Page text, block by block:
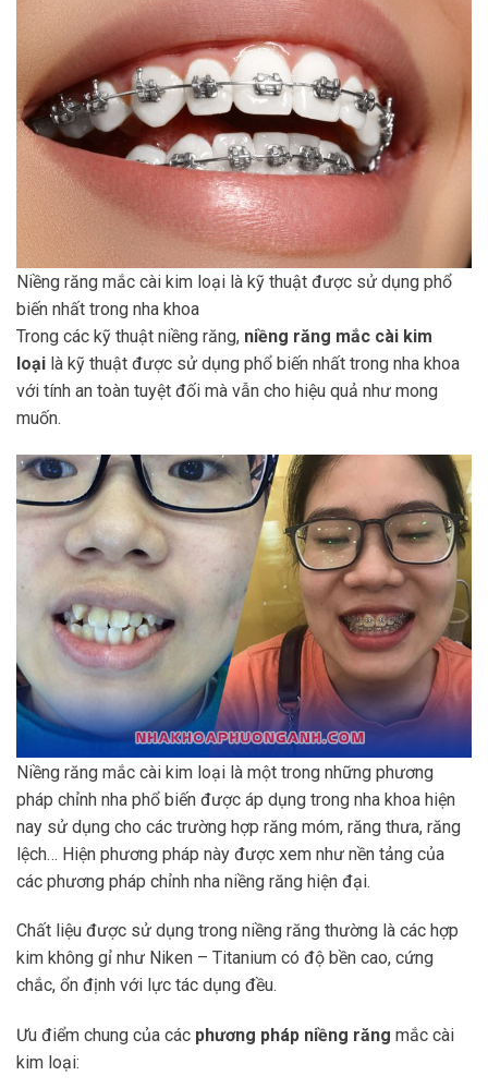
Niềng răng mắc cài kim loại là kỹ thuật được sử dụng phổ
biến nhất trong nha khoa
Trong các kỹ thuật niềng răng, niềng răng mắc cài kim
loại là kỹ thuật được sử dụng phổ biến nhất trong nha khoa
với tính an toàn tuyệt đối mà vẫn cho hiệu quả như mong
muốn.
Niềng răng mắc cài kim loại là một trong những phương
pháp chỉnh nha phổ biến được áp dụng trong nha khoa hiện
nay sử dụng cho các trường hợp răng móm, răng thưa, răng
lệch… Hiện phương pháp này được xem như nền tảng của
các phương pháp chỉnh nha niềng răng hiện đại.
Chất liệu được sử dụng trong niềng răng thường là các hợp
kim không gỉ như Niken – Titanium có độ bền cao, cứng
chắc, ổn định với lực tác dụng đều.
Ưu điểm chung của các phương pháp niềng răng mắc cài
kim loại: